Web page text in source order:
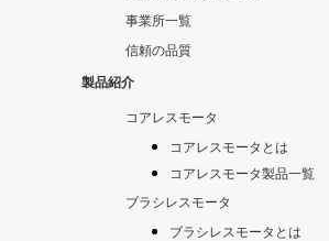
事業所一覧
信頼の品質
製品紹介
コアレスモータ
コアレスモータとは
コアレスモータ製品一覧
ブラシレスモータ
ブラシレスモータとは